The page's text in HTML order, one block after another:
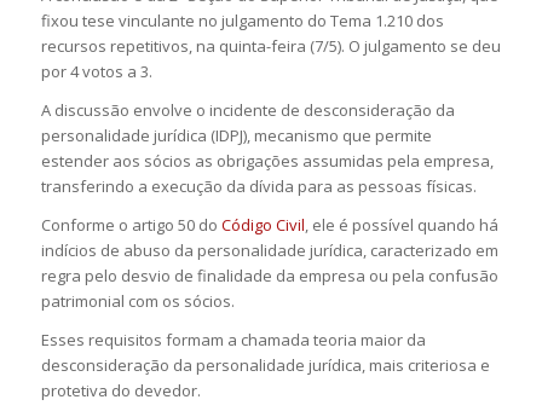
fixou tese vinculante no julgamento do Tema 1.210 dos
recursos repetitivos, na quinta-feira (7/5). O julgamento se deu
por 4 votos a 3.
A discussão envolve o incidente de desconsideração da
personalidade jurídica (IDPJ), mecanismo que permite
estender aos sócios as obrigações assumidas pela empresa,
transferindo a execução da dívida para as pessoas físicas.
Conforme o artigo 50 do Código Civil, ele é possível quando há
indícios de abuso da personalidade jurídica, caracterizado em
regra pelo desvio de finalidade da empresa ou pela confusão
patrimonial com os sócios.
Esses requisitos formam a chamada teoria maior da
desconsideração da personalidade jurídica, mais criteriosa e
protetiva do devedor.